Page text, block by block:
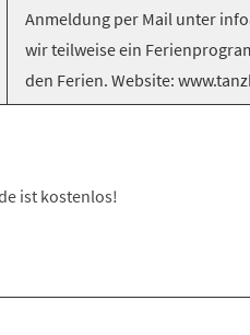
Anmeldung per Mail unter
wir teilweise ein
den Ferien. Website:
ist kostenlos!